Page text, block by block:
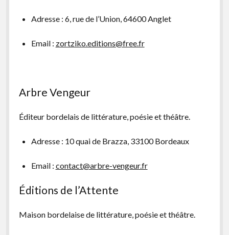
Adresse : 6, rue de l’Union, 64600 Anglet
Email : zortziko.editions@free.fr
Arbre Vengeur
Éditeur bordelais de littérature, poésie et théâtre.
Adresse : 10 quai de Brazza, 33100 Bordeaux
Email : contact@arbre-vengeur.fr
Éditions de l’Attente
Maison bordelaise de littérature, poésie et théâtre.